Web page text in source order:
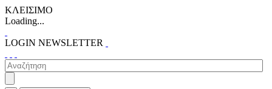
ΚΛΕΙΣΙΜΟ
Loading...
LOGIN NEWSLETTER